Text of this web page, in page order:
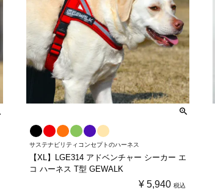
サステナビリティコンセプトのハーネス
【XL】LGE314 アドベンチャー シーカー エ
コ ハーネス T型 GEWALK
¥ 5,940 税込